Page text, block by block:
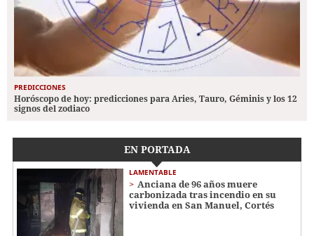
PREDICCIONES
Horóscopo de hoy: predicciones para Aries, Tauro, Géminis y los 12
signos del zodiaco
EN PORTADA
LAMENTABLE
Anciana de 96 años muere
carbonizada tras incendio en su
vivienda en San Manuel, Cortés